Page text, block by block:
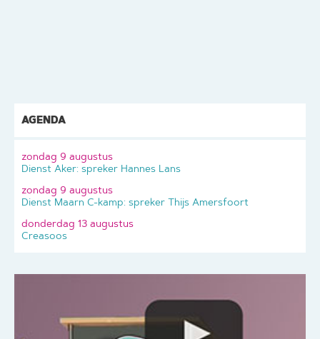
AGENDA
zondag 9 augustus
Dienst Aker: spreker Hannes Lans
zondag 9 augustus
Dienst Maarn C-kamp: spreker Thijs Amersfoort
donderdag 13 augustus
Creasoos